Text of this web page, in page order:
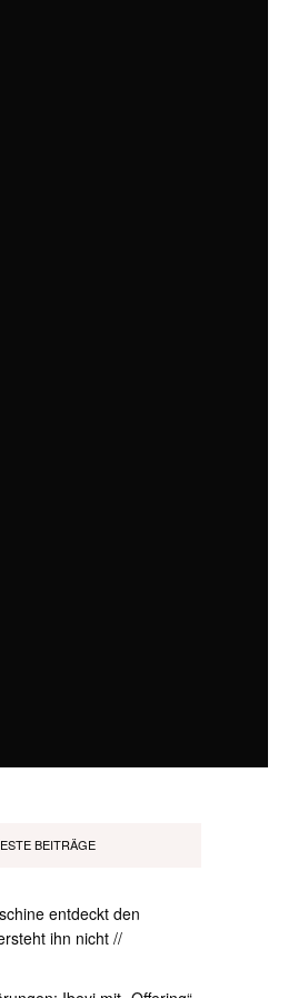
BEITRÄGE
entdeckt den
ihn nicht //